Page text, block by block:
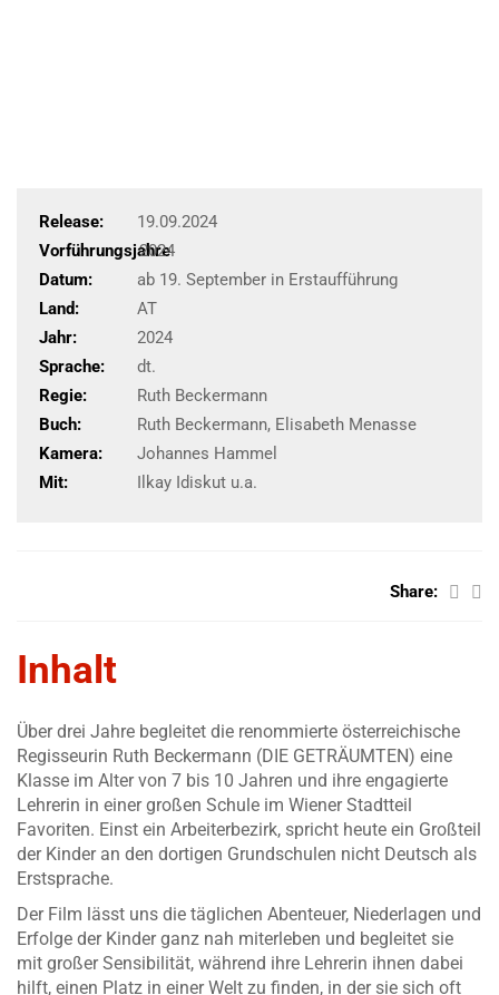
Release:
19.09.2024
Vorführungsjahre
2024
Datum:
ab 19. September in Erstaufführung
Land:
AT
Jahr:
2024
Sprache:
dt.
Regie:
Ruth Beckermann
Buch:
Ruth Beckermann, Elisabeth Menasse
Kamera:
Johannes Hammel
Mit:
Ilkay Idiskut u.a.
Share:
Inhalt
Über drei Jahre begleitet die renommierte österreichische
Regisseurin Ruth Beckermann (DIE GETRÄUMTEN) eine
Klasse im Alter von 7 bis 10 Jahren und ihre engagierte
Lehrerin in einer großen Schule im Wiener Stadtteil
Favoriten. Einst ein Arbeiterbezirk, spricht heute ein Großteil
der Kinder an den dortigen Grundschulen nicht Deutsch als
Erstsprache.
Der Film lässt uns die täglichen Abenteuer, Niederlagen und
Erfolge der Kinder ganz nah miterleben und begleitet sie
mit großer Sensibilität, während ihre Lehrerin ihnen dabei
hilft, einen Platz in einer Welt zu finden, in der sie sich oft